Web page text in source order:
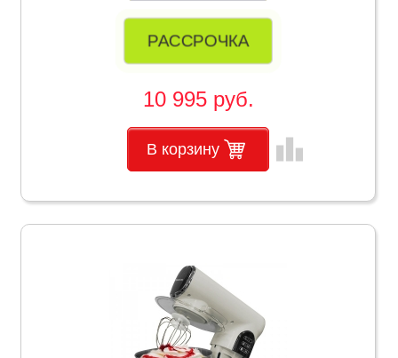
РАССРОЧКА
10 995 руб.
В корзину leaderboard